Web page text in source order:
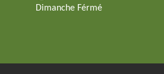
Dimanche Férmé